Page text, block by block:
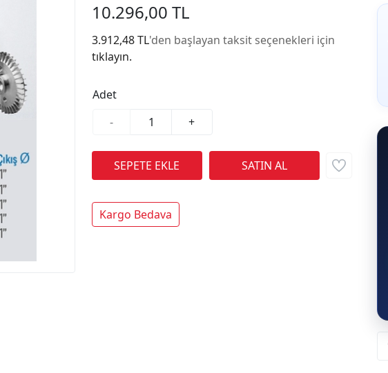
10.296,00 TL
3.912,48 TL'den başlayan taksit seçenekleri için
tıklayın.
Adet
-
+
Kargo Bedava